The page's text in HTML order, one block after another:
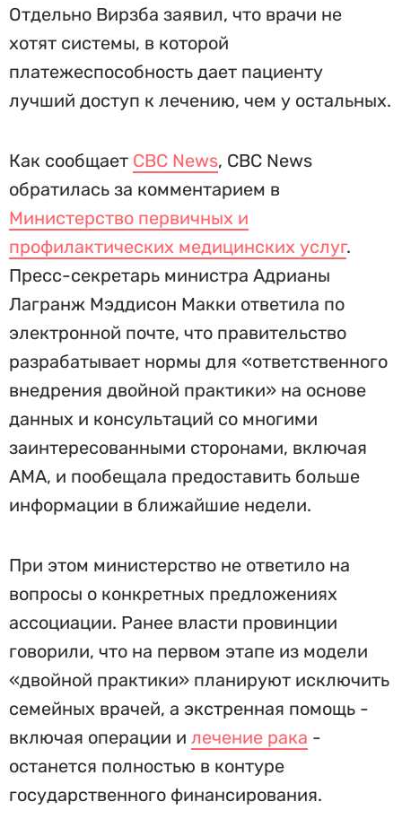
Отдельно Вирзба заявил, что врачи не
хотят системы, в которой
платежеспособность дает пациенту
лучший доступ к лечению, чем у остальных.
Как сообщает CBC News, CBC News
обратилась за комментарием в
Министерство первичных и
профилактических медицинских услуг.
Пресс-секретарь министра Адрианы
Лагранж Мэддисон Макки ответила по
электронной почте, что правительство
разрабатывает нормы для «ответственного
внедрения двойной практики» на основе
данных и консультаций со многими
заинтересованными сторонами, включая
AMA, и пообещала предоставить больше
информации в ближайшие недели.
При этом министерство не ответило на
вопросы о конкретных предложениях
ассоциации. Ранее власти провинции
говорили, что на первом этапе из модели
«двойной практики» планируют исключить
семейных врачей, а экстренная помощь -
включая операции и лечение рака -
останется полностью в контуре
государственного финансирования.